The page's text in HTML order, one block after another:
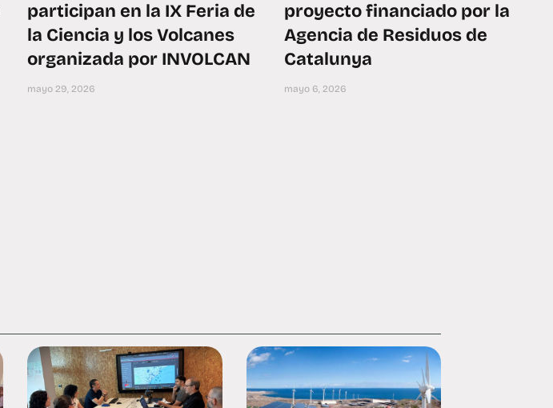
participan en la IX Feria de
la Ciencia y los Volcanes
organizada por INVOLCAN
mayo 29, 2026
proyecto financiado por la
Agencia de Residuos de
Catalunya
mayo 6, 2026